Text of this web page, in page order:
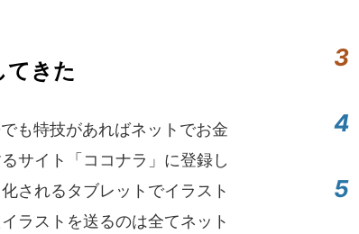
てきた
も特技があればネットでお金
サイト「ココナラ」に登録し
されるタブレットでイラスト
ラストを送るのは全てネット